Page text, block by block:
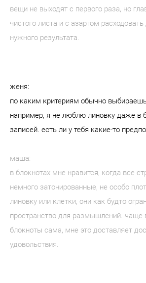
вещи не выходят с первого раза, но
чистого листа и с азартом
нужного результата.
женя:
по каким критериям обычно
например, я не люблю линовку даже в
записей. есть ли у тебя какие-то
маша:
в блокнотах мне нравится, когда все
немного затонированные, не особо
линовку или клетки, они как будто
пространство для размышлений. чаще
блокноты сама, мне это доставляет
удовольствия.